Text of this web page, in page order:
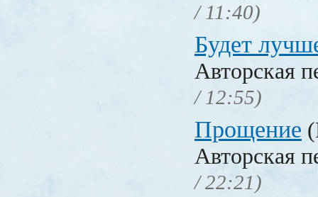
/ 11:40)
Будет
Авторская
/ 12:55)
Прощение
Авторская
/ 22:21)